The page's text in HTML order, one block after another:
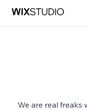
We are real freaks